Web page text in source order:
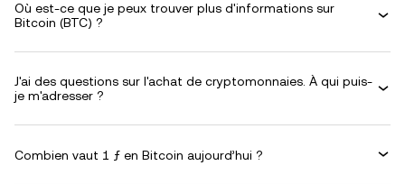
Où est-ce que je peux trouver plus d'informations sur
Bitcoin (BTC) ?
J'ai des questions sur l'achat de cryptomonnaies. À qui puis-
je m'adresser ?
Combien vaut 1 ƒ en Bitcoin aujourd’hui ?